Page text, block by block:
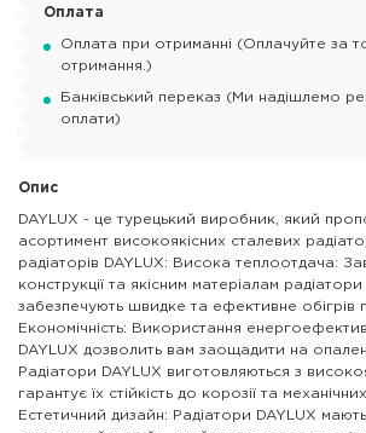
Оплата
Оплата при отриманні (Оплачуйте за
отримання.)
Банківський переказ (Ми надішлемо
оплати)
Опис
DAYLUX - це турецький виробник, який
асортимент високоякісних сталевих
радіаторів DAYLUX: Висока теплоотдача:
конструкції та якісним матеріалам радіатори
забезпечують швидке та ефективне обігрів
Економічність: Використання
DAYLUX дозволить вам заощадити на
Радіатори DAYLUX виготовляються з
гарантує їх стійкість до корозії та
Естетичний дизайн: Радіатори DAYLUX